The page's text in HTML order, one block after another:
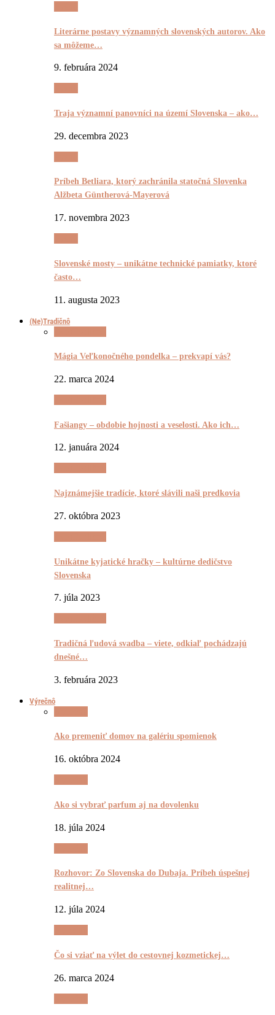
Literárne postavy významných slovenských autorov. Ako
sa môžeme…
9. februára 2024
Traja významní panovníci na území Slovenska – ako…
29. decembra 2023
Príbeh Betliara, ktorý zachránila statočná Slovenka
Alžbeta Güntherová-Mayerová
17. novembra 2023
Slovenské mosty – unikátne technické pamiatky, ktoré
často…
11. augusta 2023
(Ne)Tradičnô
Mágia Veľkonočného pondelka – prekvapí vás?
22. marca 2024
Fašiangy – obdobie hojnosti a veselosti. Ako ich…
12. januára 2024
Najznámejšie tradície, ktoré slávili naši predkovia
27. októbra 2023
Unikátne kyjatické hračky – kultúrne dedičstvo
Slovenska
7. júla 2023
Tradičná ľudová svadba – viete, odkiaľ pochádzajú
dnešné…
3. februára 2023
Výrečnô
Ako premeniť domov na galériu spomienok
16. októbra 2024
Ako si vybrať parfum aj na dovolenku
18. júla 2024
Rozhovor: Zo Slovenska do Dubaja. Príbeh úspešnej
realitnej…
12. júla 2024
Čo si vziať na výlet do cestovnej kozmetickej…
26. marca 2024